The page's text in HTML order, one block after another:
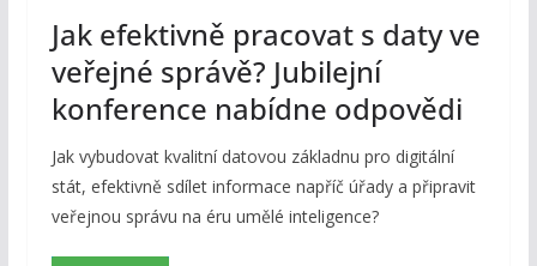
Jak efektivně pracovat s daty ve
veřejné správě? Jubilejní
konference nabídne odpovědi
Jak vybudovat kvalitní datovou základnu pro digitální
stát, efektivně sdílet informace napříč úřady a připravit
veřejnou správu na éru umělé inteligence?